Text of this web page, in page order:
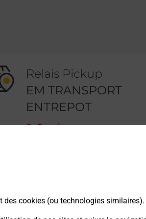
des cookies (ou technologies
Relais Pickup
EM TRANSPORT
ENTREPOT
Fermé